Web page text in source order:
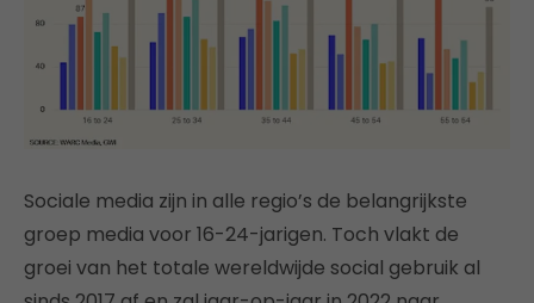
Sociale media zijn in alle regio’s de belangrijkste
groep media voor 16-24-jarigen. Toch vlakt de
groei van het totale wereldwijde social gebruik al